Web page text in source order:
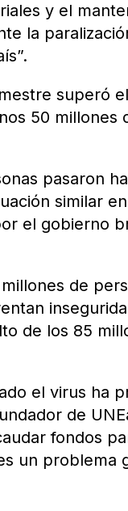
y el
la
superó
50 millones
pasaron
similar
el gobierno
de
de los 85
el virus ha
de
fondos
un problema